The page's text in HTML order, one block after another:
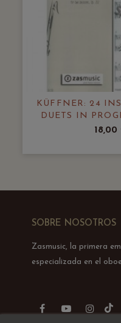
KÜFFNER: 24
DUETS IN
TWO
18,00
SOBRE NOSOTROS
Zasmusic, la primera
especializada en el
FacebookYouTube